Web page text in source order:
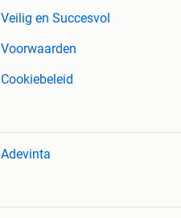
Veilig en Succesvol
Voorwaarden
Cookiebeleid
Adevinta